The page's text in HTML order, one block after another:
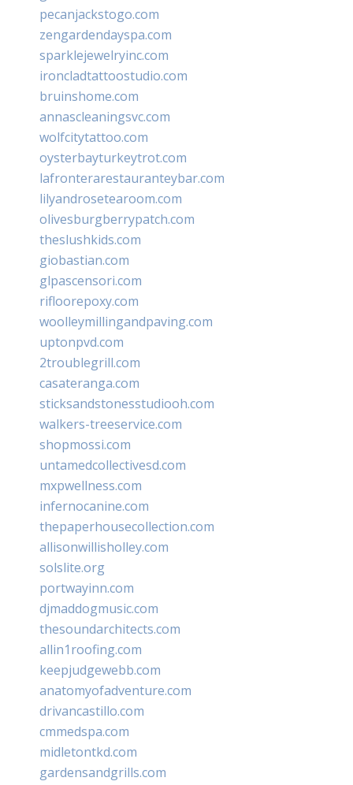
pecanjackstogo.com
zengardendayspa.com
sparklejewelryinc.com
ironcladtattoostudio.com
bruinshome.com
annascleaningsvc.com
wolfcitytattoo.com
oysterbayturkeytrot.com
lafronterarestauranteybar.com
lilyandrosetearoom.com
olivesburgberrypatch.com
theslushkids.com
giobastian.com
glpascensori.com
rifloorepoxy.com
woolleymillingandpaving.com
uptonpvd.com
2troublegrill.com
casateranga.com
sticksandstonesstudiooh.com
walkers-treeservice.com
shopmossi.com
untamedcollectivesd.com
mxpwellness.com
infernocanine.com
thepaperhousecollection.com
allisonwillisholley.com
solslite.org
portwayinn.com
djmaddogmusic.com
thesoundarchitects.com
allin1roofing.com
keepjudgewebb.com
anatomyofadventure.com
drivancastillo.com
cmmedspa.com
midletontkd.com
gardensandgrills.com